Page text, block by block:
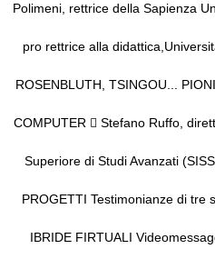
Polimeni , rettrice della Sapienza
pro rettrice alla didattica,
ROSENBLUTH, TSINGOU...
COMPUTER  Stefano Ruffo,
Superiore di Studi Avanzati
PROGETTI Testimonianze di tre
IBRIDE FIRTUALI Video